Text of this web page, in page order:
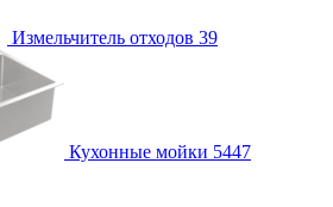
Измельчитель отходов 39
Кухонные мойки 5447